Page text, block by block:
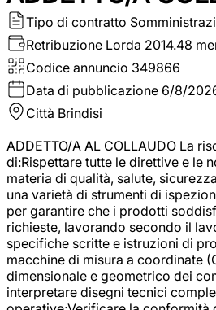
Tipo di contratto
Retribuzione Lorda 2014.48
Codice annuncio 349866
Data di pubblicazione 6/8/
Città Brindisi
ADDETTO/A AL COLLAUDO La
di:Rispettare tutte le direttive e le
materia di qualità, salute,
una varietà di strumenti di
per garantire che i prodotti
richieste, lavorando secondo il
specifiche scritte e istruzioni di
macchine di misura a coordinate
dimensionale e geometrico dei
interpretare disegni tecnici